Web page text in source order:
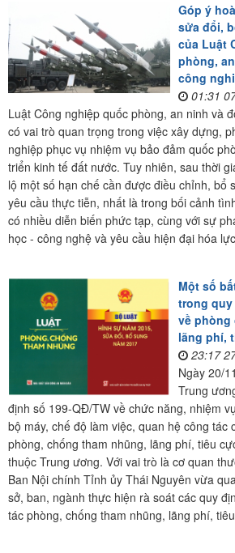
Góp ý
sửa đổi,
của Luật
phòng,
công
01:31
Luật Công nghiệp quốc phòng, an ninh và
có vai trò quan trọng trong việc xây dựng,
nghiệp phục vụ nhiệm vụ bảo đảm quốc
triển kinh tế đất nước. Tuy nhiên, sau thời
lộ một số hạn chế cần được điều chỉnh, bổ
yêu cầu thực tiễn, nhất là trong bối cảnh
có nhiều diễn biến phức tạp, cùng với sự
học - công nghệ và yêu cầu hiện đại hóa
Một số
trong
về phòng
lãng phí,
23:17
Ngày 20/
Trung
định số 199-QĐ/TW về chức năng, nhiệm
bộ máy, chế độ làm việc, quan hệ công tác
phòng, chống tham nhũng, lãng phí, tiêu
thuộc Trung ương. Với vai trò là cơ quan
Ban Nội chính Tỉnh ủy Thái Nguyên vừa
sở, ban, ngành thực hiện rà soát các quy
tác phòng, chống tham nhũng, lãng phí,